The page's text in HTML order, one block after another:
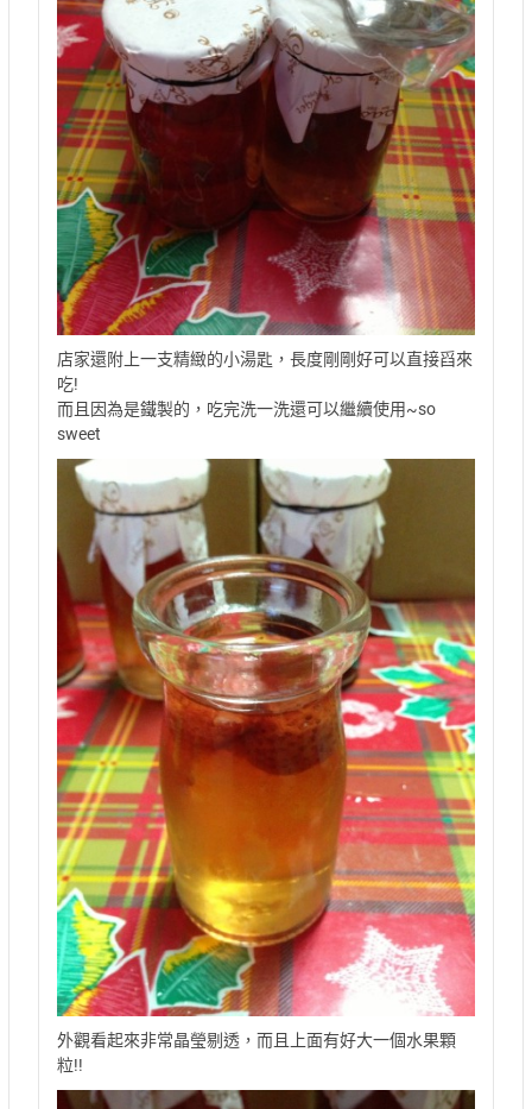
店家還附上一支精緻的小湯匙，長度剛剛好可以直接舀來
吃!
而且因為是鐵製的，吃完洗一洗還可以繼續使用~so
sweet
外觀看起來非常晶瑩剔透，而且上面有好大一個水果顆
粒!!